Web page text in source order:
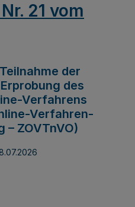
21 vom
der
des
Verfahrens
Verfahren-
– ZOVTnVO)